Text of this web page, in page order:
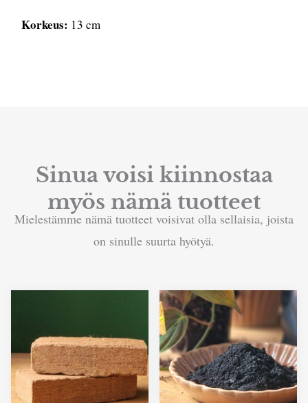
Korkeus: 13 cm
Sinua voisi kiinnostaa
myös nämä tuotteet
Mielestämme nämä tuotteet voisivat olla sellaisia, joista
on sinulle suurta hyötyä.